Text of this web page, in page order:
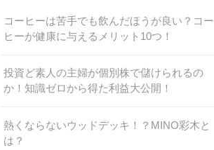
コーヒーは苦手でも飲んだほうが良い？コー
ヒーが健康に与えるメリット10つ！
投資ど素人の主婦が個別株で儲けられるの
か！知識ゼロから得た利益大公開！
熱くならないウッドデッキ！？MINO彩木と
は？